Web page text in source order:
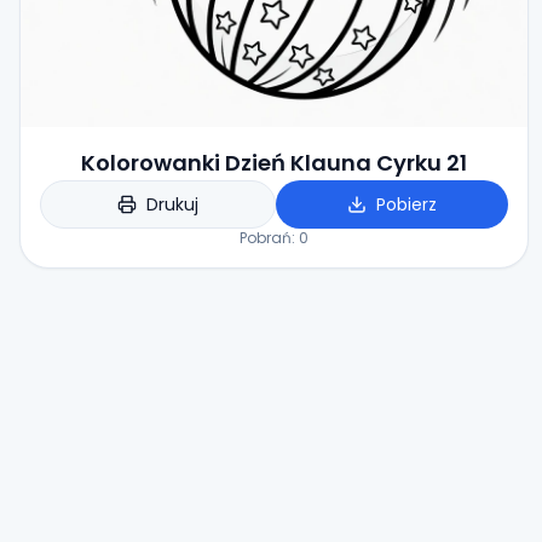
Kolorowanki Dzień Klauna Cyrku 21
Drukuj Pobierz
Pobrań: 0